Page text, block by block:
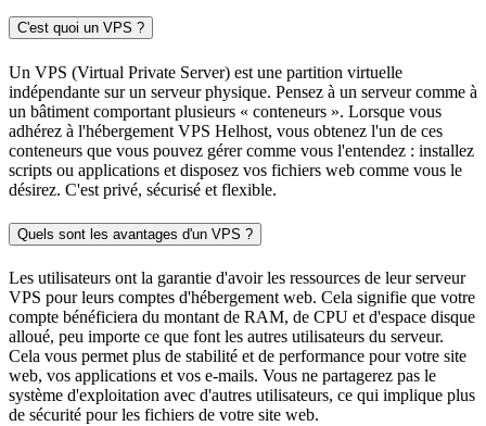
C'est quoi un VPS ?
Un VPS (Virtual Private Server) est une partition virtuelle
indépendante sur un serveur physique. Pensez à un serveur comme à
un bâtiment comportant plusieurs « conteneurs ». Lorsque vous
adhérez à l'hébergement VPS Helhost, vous obtenez l'un de ces
conteneurs que vous pouvez gérer comme vous l'entendez : installez
scripts ou applications et disposez vos fichiers web comme vous le
désirez. C'est privé, sécurisé et flexible.
Quels sont les avantages d'un VPS ?
Les utilisateurs ont la garantie d'avoir les ressources de leur serveur
VPS pour leurs comptes d'hébergement web. Cela signifie que votre
compte bénéficiera du montant de RAM, de CPU et d'espace disque
alloué, peu importe ce que font les autres utilisateurs du serveur.
Cela vous permet plus de stabilité et de performance pour votre site
web, vos applications et vos e-mails. Vous ne partagerez pas le
système d'exploitation avec d'autres utilisateurs, ce qui implique plus
de sécurité pour les fichiers de votre site web.